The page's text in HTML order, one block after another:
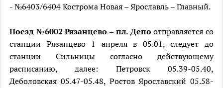
- №6403/6404 Кострома Новая – Ярославль – Главный.
Поезд №6002 Рязанцево – пл. Депо отправляется со
станции Рязанцево 1 апреля в 05.01, следует до
станции Сильницы согласно действующему
расписанию, далее: Петровск 05.39-05.40,
Деболовская 05.47-05.48, Ростов Ярославский 05.58-